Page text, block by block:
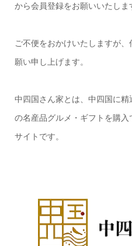
から会員登録をお願いいたしま
ご不便をおかけいたしますが
願い申し上げます。
中四国さん家とは、中四国に
の名産品グルメ・ギフトを購
サイトです。